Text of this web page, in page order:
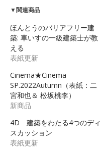
▼関連商品
ほんとうのバリアフリー建
築: 車いすの一級建築士が教
える
表紙更新
Cinema★Cinema
SP.2022Autumn（表紙：二
宮和也＆ 松坂桃李）
新商品
4D 建築をわたる4つのディ
スカッション
表紙更新